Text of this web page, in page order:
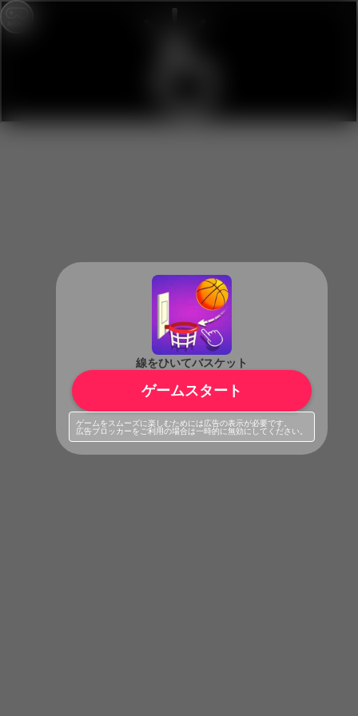
線をひいてバスケット
ゲームスタート
ゲームをスムーズに楽しむためには広告の表示が必要です。
広告ブロッカーをご利用の場合は一時的に無効にしてください。